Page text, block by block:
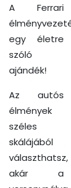
A Ferrari
egy életre
szóló
ajándék!
Az autós
élmények
széles
skálájából
választhatsz,
akár a